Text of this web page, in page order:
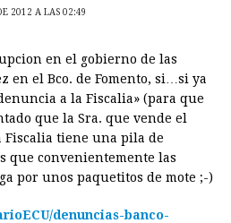
2012 A LAS 02:49
en el gobierno de las
en el Bco. de Fomento, si…si ya
a la Fiscalia» (para que
que la Sra. que vende el
Fiscalia tiene una pila de
que convenientemente las
por unos paquetitos de mote ;-)
denuncias-banco-